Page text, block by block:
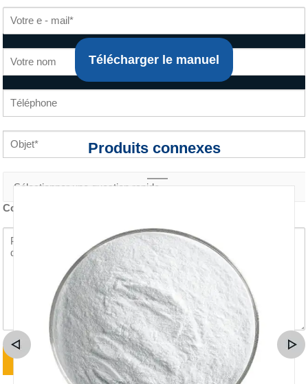
Contenu de la requête *
Télécharger le manuel
Produits connexes